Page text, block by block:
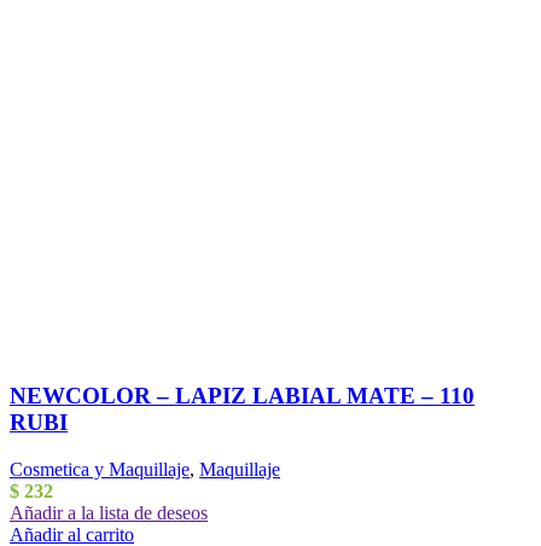
NEWCOLOR – LAPIZ LABIAL MATE – 110
RUBI
Cosmetica y Maquillaje, Maquillaje
$ 232
Añadir a la lista de deseos
Añadir al carrito